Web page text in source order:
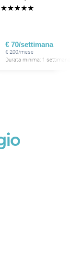
★★★★★
€ 70/settimana
€ 200/mese
Durata minima: 1 settimana